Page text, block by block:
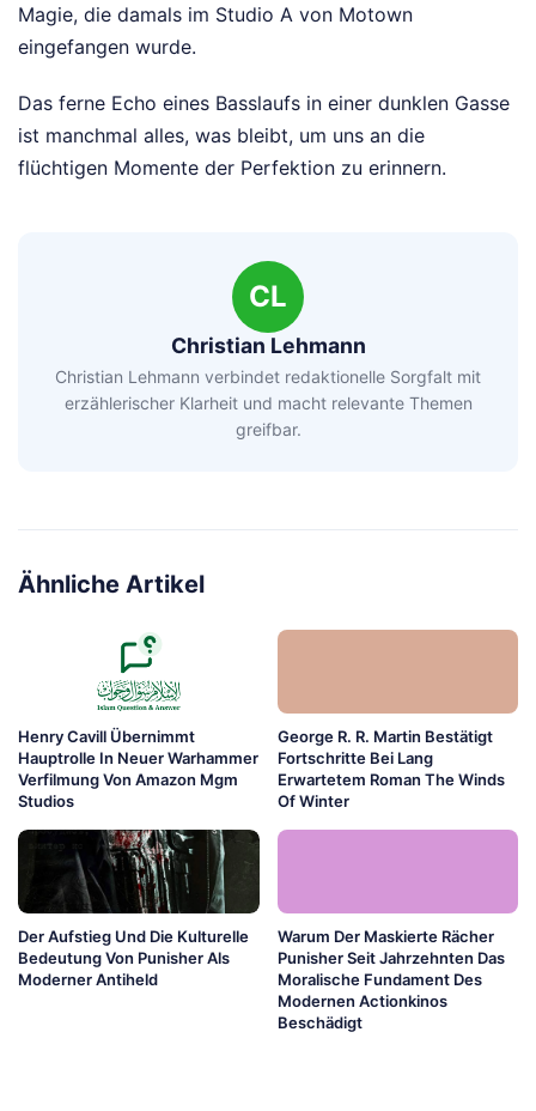
Magie, die damals im Studio A von Motown
eingefangen wurde.
Das ferne Echo eines Basslaufs in einer dunklen Gasse
ist manchmal alles, was bleibt, um uns an die
flüchtigen Momente der Perfektion zu erinnern.
CL
Christian Lehmann
Christian Lehmann verbindet redaktionelle Sorgfalt mit
erzählerischer Klarheit und macht relevante Themen
greifbar.
Ähnliche Artikel
Henry Cavill Übernimmt
Hauptrolle In Neuer Warhammer
Verfilmung Von Amazon Mgm
Studios
George R. R. Martin Bestätigt
Fortschritte Bei Lang
Erwartetem Roman The Winds
Of Winter
Der Aufstieg Und Die Kulturelle
Bedeutung Von Punisher Als
Moderner Antiheld
Warum Der Maskierte Rächer
Punisher Seit Jahrzehnten Das
Moralische Fundament Des
Modernen Actionkinos
Beschädigt